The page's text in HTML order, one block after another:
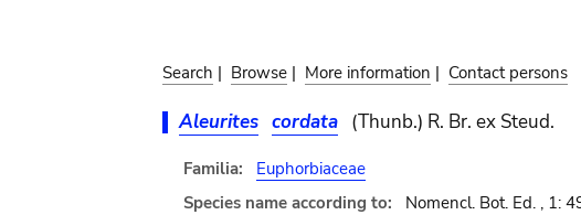
Search | Browse | More information | Contact persons
Aleurites cordata (Thunb.) R. Br. ex Steud.
Familia:
Euphorbiaceae
Species name according to:
Nomencl. Bot. Ed. , 1: